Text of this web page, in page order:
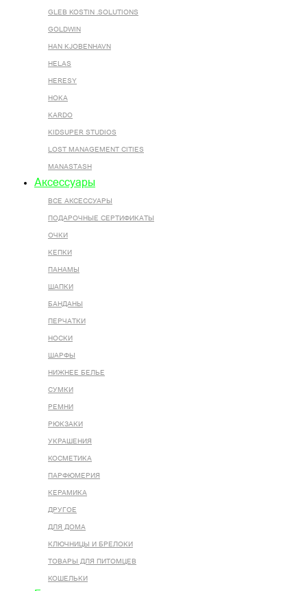
GLEB KOSTIN .SOLUTIONS
GOLDWIN
HAN KJOBENHAVN
HELAS
HERESY
HOKA
KARDO
KIDSUPER STUDIOS
LOST MANAGEMENT CITIES
MANASTASH
Аксессуары
ВСЕ AКСЕССУАРЫ
ПОДАРОЧНЫЕ СЕРТИФИКАТЫ
ОЧКИ
КЕПКИ
ПАНАМЫ
ШАПКИ
БАНДАНЫ
ПЕРЧАТКИ
НОСКИ
ШАРФЫ
НИЖНЕЕ БЕЛЬЕ
СУМКИ
РЕМНИ
РЮКЗАКИ
УКРАШЕНИЯ
КОСМЕТИКА
ПАРФЮМЕРИЯ
КЕРАМИКА
ДРУГОЕ
ДЛЯ ДОМА
КЛЮЧНИЦЫ И БРЕЛОКИ
ТОВАРЫ ДЛЯ ПИТОМЦЕВ
КОШЕЛЬКИ